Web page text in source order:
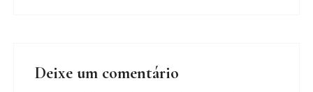
Deixe um comentário